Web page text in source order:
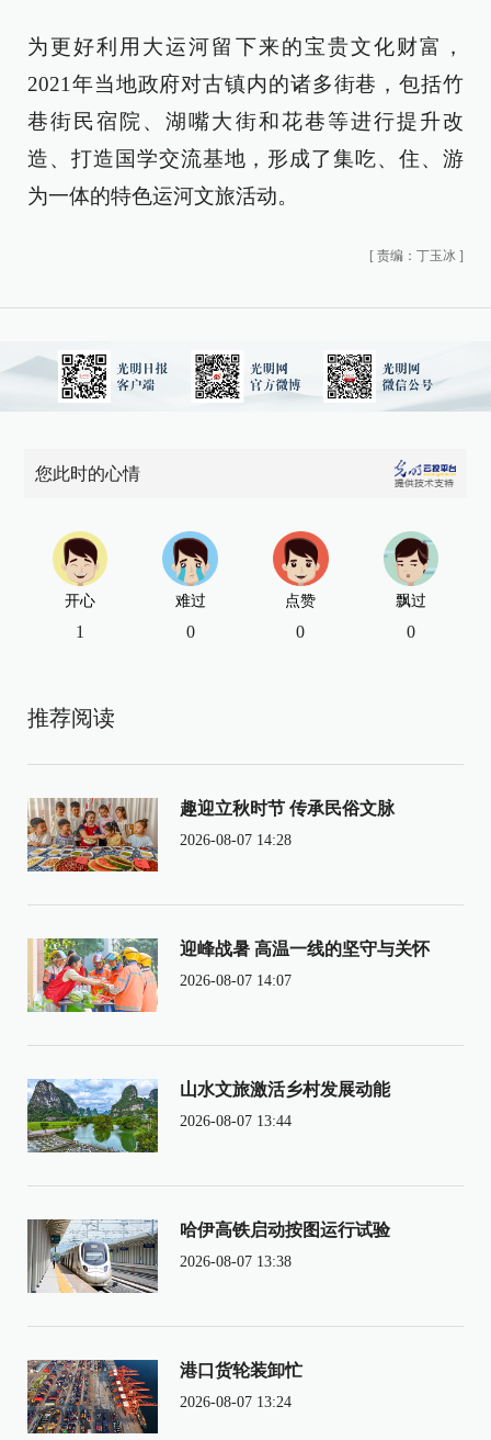
为更好利用大运河留下来的宝贵文化财富，
2021年当地政府对古镇内的诸多街巷，包括竹
巷街民宿院、湖嘴大街和花巷等进行提升改
造、打造国学交流基地，形成了集吃、住、游
为一体的特色运河文旅活动。
[ 责编：丁玉冰 ]
您此时的心情
开心
1
难过
0
点赞
0
飘过
0
推荐阅读
趣迎立秋时节 传承民俗文脉
2026-08-07 14:28
迎峰战暑 高温一线的坚守与关怀
2026-08-07 14:07
山水文旅激活乡村发展动能
2026-08-07 13:44
哈伊高铁启动按图运行试验
2026-08-07 13:38
港口货轮装卸忙
2026-08-07 13:24